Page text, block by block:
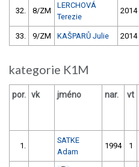
32. 8/ZM
LERCHOVÁ
Terezie
2014
33. 9/ZM KAŠPARŮ Julie 2014
kategorie K1M
por. vk jméno nar. vt
1.
SATKE
Adam
1994 1